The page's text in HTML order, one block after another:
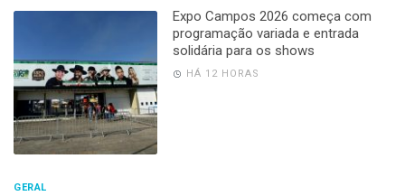
Expo Campos 2026 começa com
programação variada e entrada
solidária para os shows
HÁ 12 HORAS
GERAL